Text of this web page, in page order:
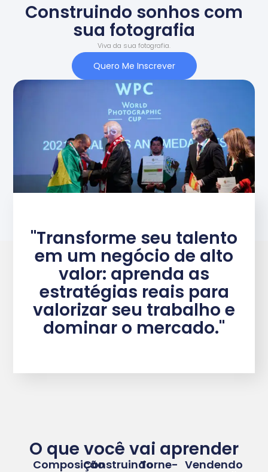
Construindo sonhos com
sua fotografia
Viva da sua fotografia.
Quero Me Inscrever
"Transforme seu talento
em um negócio de alto
valor: aprenda as
estratégias reais para
valorizar seu trabalho e
dominar o mercado."
O que você vai aprender
ComposiçãoConstruindoTorne- Vendendo